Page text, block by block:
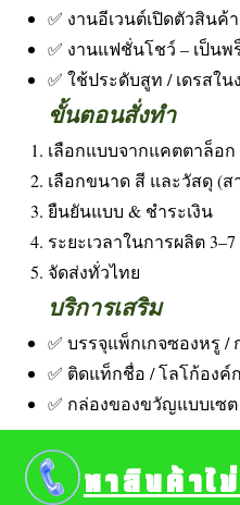
✅ งานอีเวนต์เปิดตัวสิน
✅ งานแฟชั่นโชว์ – เป็น
✅ ใช้ประดับสูท / เดรสใน
ขั้นตอนสั่งทำ
เลือกแบบจากแคตตาล็อ
เลือกขนาด สี และวัสดุ (
ยืนยันแบบ & ชำระเงิน
ระยะเวลาในการผลิต
จัดส่งทั่วไทย
บริการเสริม
✅ บรรจุแพ็กเกจซองหรู /
✅ ติดแท็กชื่อ / โลโก้องค์
✅ กล่องของขวัญแบบเซ
หาสินค้าไ